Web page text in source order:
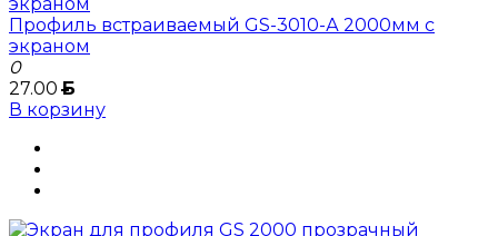
Профиль встраиваемый GS-3010-А 2000мм с
экраном
0
27.00Б
В корзину